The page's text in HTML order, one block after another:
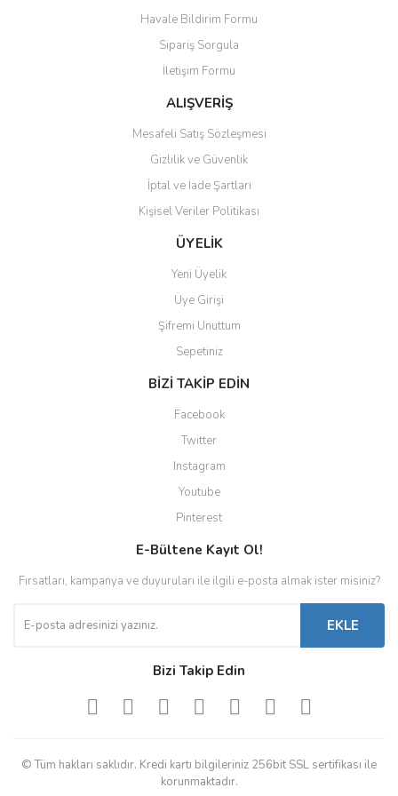
Ürün açıklamasında eksik bilgiler bulunuyor.
Ürün bilgilerinde hatalar bulunuyor.
Ürün fiyatı diğer sitelerden daha pahalı.
Bu ürüne benzer farklı alternatifler olmalı.
Gönder
Havale Bildirim Formu
Sipariş Sorgula
İletişim Formu
ALIŞVERİŞ
Mesafeli Satış Sözleşmesi
Gizlilik ve Güvenlik
İptal ve İade Şartları
Kişisel Veriler Politikası
ÜYELİK
Yeni Üyelik
Üye Girişi
Şifremi Unuttum
Sepetiniz
BİZİ TAKİP EDİN
Facebook
Twitter
Instagram
Youtube
Pinterest
E-Bültene Kayıt Ol!
Fırsatları, kampanya ve duyuruları ile ilgili e-posta almak ister misiniz?
EKLE
Bizi Takip Edin
© Tüm hakları saklıdır. Kredi kartı bilgileriniz 256bit SSL sertifikası ile
korunmaktadır.